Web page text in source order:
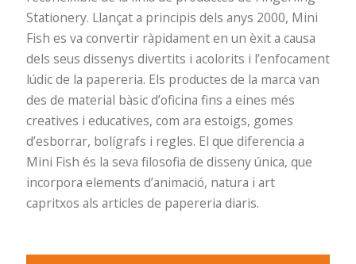
Stationery. Llançat a principis dels anys 2000, Mini
Fish es va convertir ràpidament en un èxit a causa
dels seus dissenys divertits i acolorits i l’enfocament
lúdic de la papereria. Els productes de la marca van
des de material bàsic d’oficina fins a eines més
creatives i educatives, com ara estoigs, gomes
d’esborrar, bolígrafs i regles. El que diferencia a
Mini Fish és la seva filosofia de disseny única, que
incorpora elements d’animació, natura i art
capritxos als articles de papereria diaris.